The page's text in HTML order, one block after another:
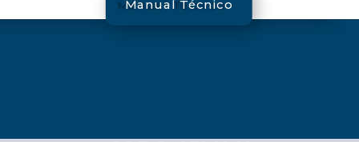
Manual Técnico